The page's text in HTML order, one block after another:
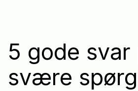
5 gode svar
svære